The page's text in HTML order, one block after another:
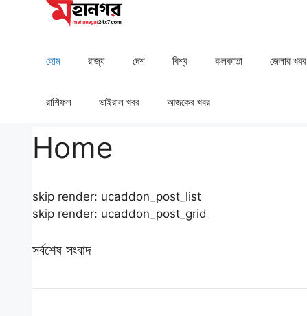
হোম রাজ্য দেশ ⁠বিশ্ব কলকাতা ⁠⁠জেলার খবর
রাশিফল ⁠⁠ভাইরাল খবর আজকের খবর
Home
skip render: ucaddon_post_list
skip render: ucaddon_post_grid
সর্বশেষ সংবাদ